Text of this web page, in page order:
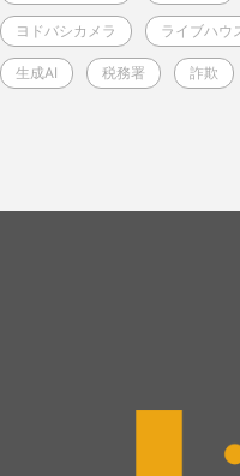
ヨドバシカメラ ライブハウ
生成AI 税務署 詐欺